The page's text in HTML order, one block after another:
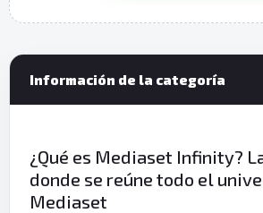
Información de la categoría
¿Qué es Mediaset Infinity?
donde se reúne todo el
Mediaset